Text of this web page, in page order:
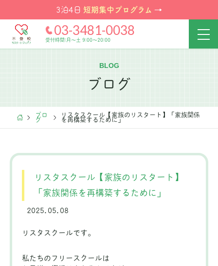
3泊4日 短期集中プログラム →
03-3481-0038
受付時間:月～土 9:00～20:00
BLOG
ブログ
ブロ
グ
リスタスクール【家族のリスタート】「家族関係
を再構築するために」
リスタスクール【家族のリスタート】
「家族関係を再構築するために」
2025.05.08
リスタスクールです。
私たちのフリースクールは